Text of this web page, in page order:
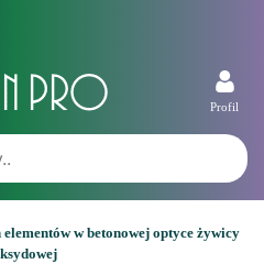
Profil
w betonowej optyce żywicy